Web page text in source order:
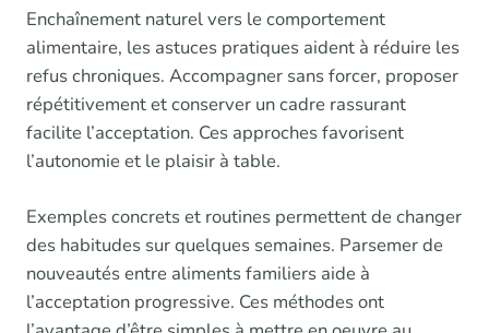
Enchaînement naturel vers le comportement
alimentaire, les astuces pratiques aident à réduire les
refus chroniques. Accompagner sans forcer, proposer
répétitivement et conserver un cadre rassurant
facilite l’acceptation. Ces approches favorisent
l’autonomie et le plaisir à table.
Exemples concrets et routines permettent de changer
des habitudes sur quelques semaines. Parsemer de
nouveautés entre aliments familiers aide à
l’acceptation progressive. Ces méthodes ont